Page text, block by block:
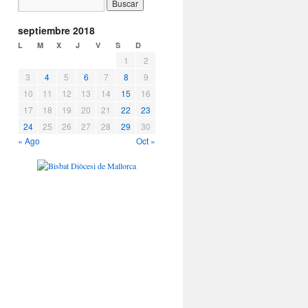
septiembre 2018
L M X J V S D
1
2
3
4 5 6 7 8
9
10
11 12 13 14 15
16
17
18 19 20 21 22
23
24
25 26 27 28 29
30
« Ago
Oct »